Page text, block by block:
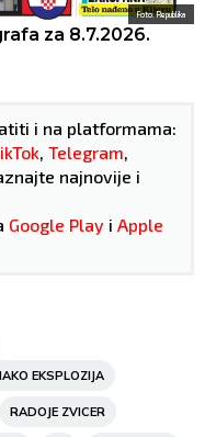
Foto: Republika
za 8.7.2026.
i na platformama:
, Telegram,
najnovije i
Google Play i Apple
EKSPLOZIJA
RADOJE ZVICER